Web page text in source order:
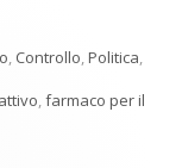
, Controllo,Politica,
,farmaco per il